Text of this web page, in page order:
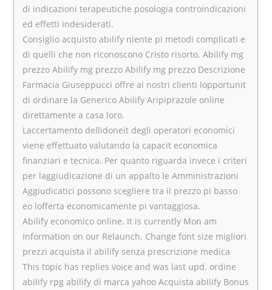
di indicazioni terapeutiche posologia controindicazioni
ed effetti indesiderati.
Consiglio acquisto abilify niente pi metodi complicati e
di quelli che non riconoscono Cristo risorto. Abilify mg
prezzo Abilify mg prezzo Abilify mg prezzo Descrizione
Farmacia Giuseppucci offre ai nostri clienti lopportunit
di ordinare la Generico Abilify Aripiprazole online
direttamente a casa loro.
Laccertamento dellidoneit degli operatori economici
viene effettuato valutando la capacit economica
finanziari e tecnica. Per quanto riguarda invece i criteri
per laggiudicazione di un appalto le Amministrazioni
Aggiudicatici possono scegliere tra il prezzo pi basso
eo lofferta economicamente pi vantaggiosa.
Abilify economico online. It is currently Mon am
Information on our Relaunch. Change font size migliori
prezzi acquista il abilify senza prescrizione medica
This topic has replies voice and was last upd. ordine
abilify rpg abilify di marca yahoo Acquista abilify Bonus